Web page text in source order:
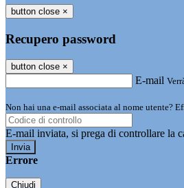
button close ×
Recupero password
button close ×
E-mail
Non hai una e-mail associata al nome utente?
E-mail inviata, si prega di controllare la
Errore
Chiudi